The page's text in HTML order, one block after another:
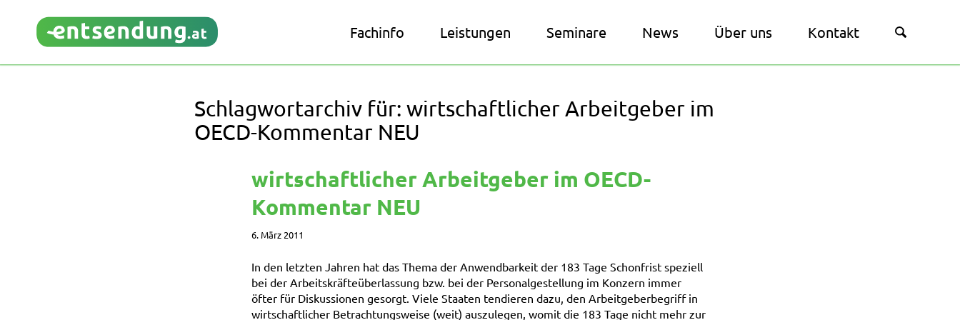
Fachinfo Leistungen Seminare News Über uns Kontakt
Schlagwortarchiv für: wirtschaftlicher Arbeitgeber im
OECD-Kommentar NEU
wirtschaftlicher Arbeitgeber im OECD-
Kommentar NEU
6. März 2011
In den letzten Jahren hat das Thema der Anwendbarkeit der 183 Tage Schonfrist speziell
bei der Arbeitskräfteüberlassung bzw. bei der Personalgestellung im Konzern immer
öfter für Diskussionen gesorgt. Viele Staaten tendieren dazu, den Arbeitgeberbegriff in
wirtschaftlicher Betrachtungsweise (weit) auszulegen, womit die 183 Tage nicht mehr zur